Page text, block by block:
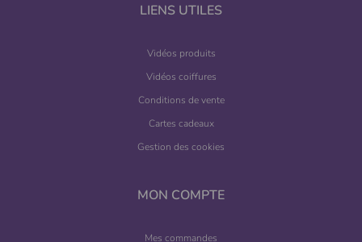
LIENS UTILES
Vidéos produits
Vidéos coiffures
Conditions de vente
Cartes cadeaux
Gestion des cookies
MON COMPTE
Mes commandes